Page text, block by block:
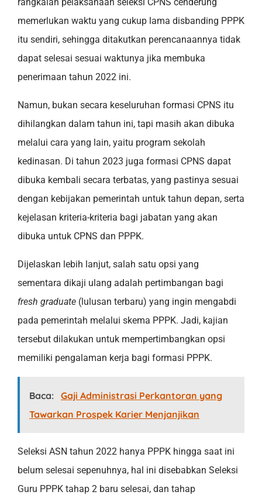
memerlukan waktu yang cukup lama disbanding PPPK
itu sendiri, sehingga ditakutkan perencanaannya tidak
dapat selesai sesuai waktunya jika membuka
penerimaan tahun 2022 ini.
Namun, bukan secara keseluruhan formasi CPNS itu
dihilangkan dalam tahun ini, tapi masih akan dibuka
melalui cara yang lain, yaitu program sekolah
kedinasan. Di tahun 2023 juga formasi CPNS dapat
dibuka kembali secara terbatas, yang pastinya sesuai
dengan kebijakan pemerintah untuk tahun depan, serta
kejelasan kriteria-kriteria bagi jabatan yang akan
dibuka untuk CPNS dan PPPK.
Dijelaskan lebih lanjut, salah satu opsi yang
sementara dikaji ulang adalah pertimbangan bagi
fresh graduate (lulusan terbaru) yang ingin mengabdi
pada pemerintah melalui skema PPPK. Jadi, kajian
tersebut dilakukan untuk mempertimbangkan opsi
memiliki pengalaman kerja bagi formasi PPPK.
Baca: Gaji Administrasi Perkantoran yang
Tawarkan Prospek Karier Menjanjikan
Seleksi ASN tahun 2022 hanya PPPK hingga saat ini
belum selesai sepenuhnya, hal ini disebabkan Seleksi
Guru PPPK tahap 2 baru selesai, dan tahap